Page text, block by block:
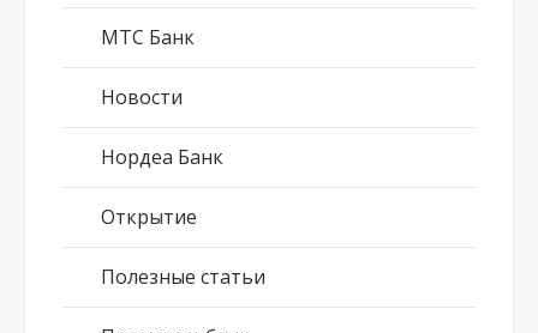
МТС Банк
Новости
Нордеа Банк
Открытие
Полезные статьи